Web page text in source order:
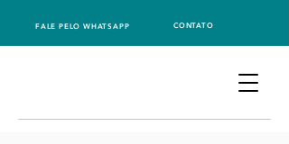
FALE PELO WHATSAPP CONTATO